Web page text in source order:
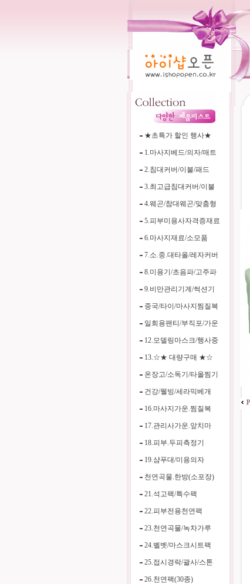
★초특가 할인 행사★
1.마사지베드/의자/매트
2.침대커버/이불/패드
3.최고급침대커버/이불
4.웨곤/참대웨곤/맞춤형
5.피부미용사자격증재료
6.마사지재료/소모품
7.소.중.대타올/레자커버
8.미용기/초음파/고주파
9.비만관리기계/썩션기
중국/타이/마사지찜질복
일회용팬티/부직포/가운
12.모델링마스크/행사중
13.☆★ 대량구매 ★☆
온장고/소독기/타올찜기
건강/웰빙/세라믹베개
16.마사지가운.찜질복
17.관리사가운.앞치마
18.피부.두피측정기
19.샴푸대/미용의자
천연곡물.한방(소포장)
21.석고팩/특수팩
22.피부전용천연팩
23.천연곡물/녹차가루
24.벨벳/마스크시트팩
25.접시경락/괄사/스톤
26.천연팩(30종)